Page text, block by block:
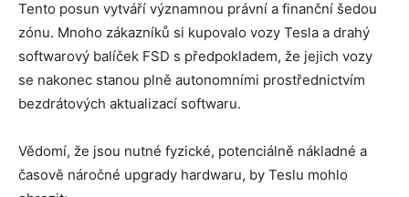
Tento posun vytváří významnou právní a finanční šedou
zónu. Mnoho zákazníků si kupovalo vozy Tesla a drahý
softwarový balíček FSD s předpokladem, že jejich vozy
se nakonec stanou plně autonomními prostřednictvím
bezdrátových aktualizací softwaru.
Vědomí, že jsou nutné fyzické, potenciálně nákladné a
časově náročné upgrady hardwaru, by Teslu mohlo